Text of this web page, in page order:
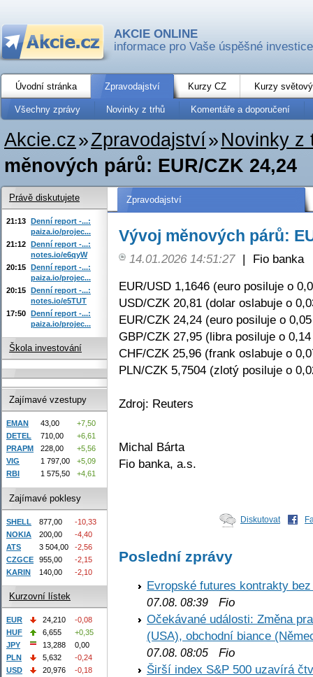
AKCIE ONLINE
informace pro Vaše úspěšné investice
Úvodní stránka Zpravodajství Kurzy CZ Kurzy
Všechny zprávy Novinky z trhů Komentáře a doporučení
Akcie.cz»Zpravodajství» Novinky z
měnových párů: EUR/CZK 24,24
Zpravodajství
Vývoj měnových párů:
14.01.2026 14:51:27 |
Fio banka
EUR/USD 1,1646 (euro posiluje o
USD/CZK 20,81 (dolar oslabuje o
EUR/CZK 24,24 (euro posiluje o
GBP/CZK 27,95 (libra posiluje o
CHF/CZK 25,96 (frank oslabuje o
PLN/CZK 5,7504 (zlotý posiluje o
Zdroj: Reuters
Michal Bárta
Fio banka, a.s.
Diskutovat
Poslední zprávy
Evropské futures kontrakty
07.08. 08:39 Fio
Očekávané události: Změna
(USA), obchodní biance
07.08. 08:05 Fio
Širší index S&P 500 uzavírá
Právě diskutujete
21:13 Denní report -...:
paiza.io/projec...
21:12 Denní report -...:
notes.io/e6qyW
20:15 Denní report -...:
paiza.io/projec...
20:15 Denní report -...:
notes.io/e5TUT
17:50 Denní report -...:
paiza.io/projec...
Škola investování
Zajímavé vzestupy
EMAN 43,00
+7,50
DETEL
710,00
+6,61
PRAPM
228,00
+5,56
VIG
1 797,00
+5,09
RBI
1 575,50 +4,61
Zajímavé poklesy
SHELL 877,00
-10,33
NOKIA
200,00
-4,40
ATS
3 504,00
-2,56
CZGCE
955,00
-2,15
KARIN
140,00 -2,10
Kurzovní lístek
EUR 24,210
-0,08
HUF
6,655
+0,35
JPY
13,288
0,00
PLN
5,632
-0,24
USD
20,976 -0,18